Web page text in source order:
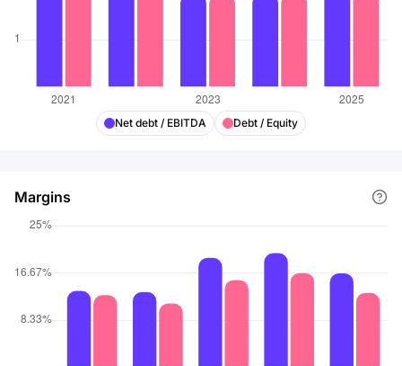
Net debt / EBITDA Debt / Equity
Margins